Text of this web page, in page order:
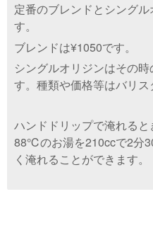
定番のブレンドとシング
す。
ブレンドは¥1050です。
シングルオリジンはその
す。種類や価格等はバリス
ハンドドリップで淹れる
88℃のお湯を210ccで2分
く淹れることができます。